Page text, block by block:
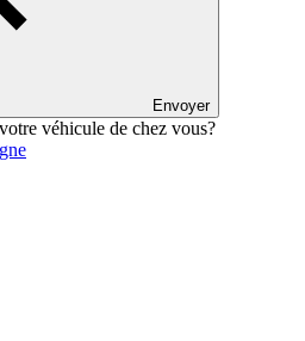
Envoyer
véhicule de chez vous?